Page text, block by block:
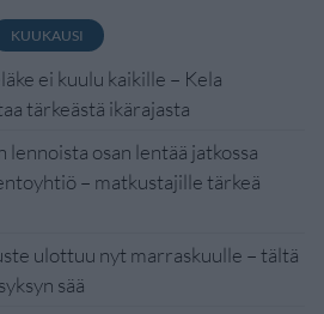
KUUKAUSI
ei kuulu kaikille – Kela
tärkeästä ikärajasta
lennoista osan lentää jatkossa
– matkustajille tärkeä
ulottuu nyt marraskuulle – tältä
sää